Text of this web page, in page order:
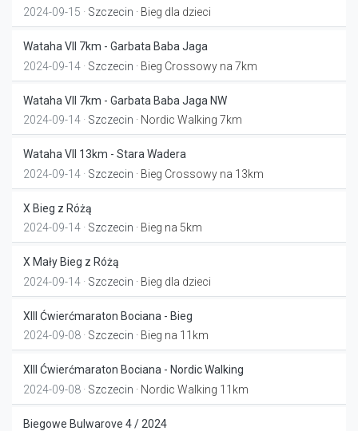
2024-09-15 · Szczecin · Bieg dla dzieci
Wataha VII 7km - Garbata Baba Jaga
2024-09-14 · Szczecin · Bieg Crossowy na 7km
Wataha VII 7km - Garbata Baba Jaga NW
2024-09-14 · Szczecin · Nordic Walking 7km
Wataha VII 13km - Stara Wadera
2024-09-14 · Szczecin · Bieg Crossowy na 13km
X Bieg z Różą
2024-09-14 · Szczecin · Bieg na 5km
X Mały Bieg z Różą
2024-09-14 · Szczecin · Bieg dla dzieci
XIII Ćwierćmaraton Bociana - Bieg
2024-09-08 · Szczecin · Bieg na 11km
XIII Ćwierćmaraton Bociana - Nordic Walking
2024-09-08 · Szczecin · Nordic Walking 11km
Biegowe Bulwarove 4 / 2024